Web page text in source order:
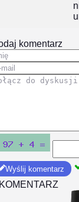
komentarz
Wyślij komentarz